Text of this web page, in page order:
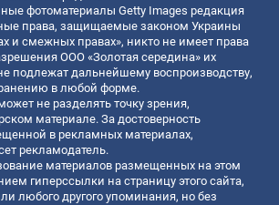
фотоматериалы Getty Images редакция
права, защищаемые законом Украины
и смежных правах», никто не имеет права
ООО «Золотая середина» их
подлежат дальнейшему воспроизводству,
в любой форме.
не разделять точку зрения,
материале. За достоверность
в рекламных материалах,
рекламодатель.
материалов размещенных на этом
гиперссылки на страницу этого сайта,
любого другого упоминания, но без